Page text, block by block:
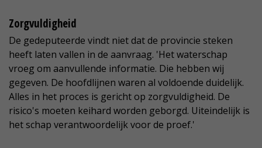
Zorgvuldigheid
De gedeputeerde vindt niet dat de provincie steken
heeft laten vallen in de aanvraag. 'Het waterschap
vroeg om aanvullende informatie. Die hebben wij
gegeven. De hoofdlijnen waren al voldoende duidelijk.
Alles in het proces is gericht op zorgvuldigheid. De
risico's moeten keihard worden geborgd. Uiteindelijk is
het schap verantwoordelijk voor de proef.'